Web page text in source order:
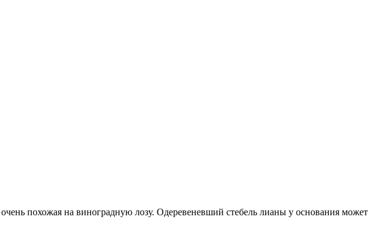
похожая на виноградную лозу. Одеревеневший стебель лианы у основания может